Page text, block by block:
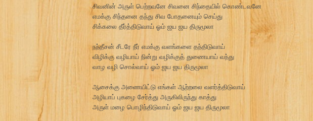
சிவனின் அருள் பெற்றவனே சிவனை சிந்தையில் கொண்டவனே
எமக்கு சிந்தனை தந்து சிவ போதனையும் செய்து
சிக்கலை தீர்த்திடுவாய் ஓம் ஜய ஜய திருமூலா
நந்தீசன் சீடரே நீர் எமக்கு வளங்களை தந்திடுவாய்
விழிக்கு வழியாய் நின்று வழிக்குத் துணையாய் வந்து
வாழ வழி சொல்வாய் ஓம் ஜய ஜய திருமூலா
ஆசைக்கு அணையிட்டு எங்கள் ஆற்றலை வளர்த்திடுவாய்
அழியாப் புகழை சேர்த்து அருகிலிருந்து காத்து
அருள் மழை பொழிந்திடுவாய் ஓம் ஜய ஜய திருமூலா